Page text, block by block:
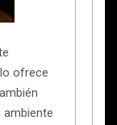
ofrece